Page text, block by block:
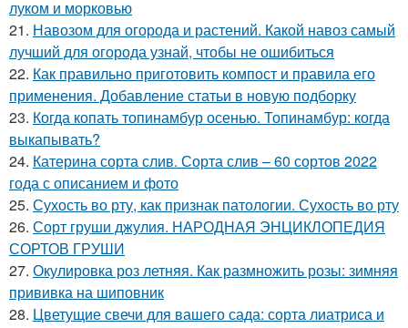
луком и морковью
21. Навозом для огорода и растений. Какой навоз самый
лучший для огорода узнай, чтобы не ошибиться
22. Как правильно приготовить компост и правила его
применения. Добавление статьи в новую подборку
23. Когда копать топинамбур осенью. Топинамбур: когда
выкапывать?
24. Катерина сорта слив. Сорта слив – 60 сортов 2022
года с описанием и фото
25. Сухость во рту, как признак патологии. Сухость во рту
26. Сорт груши джулия. НАРОДНАЯ ЭНЦИКЛОПЕДИЯ
СОРТОВ ГРУШИ
27. Окулировка роз летняя. Как размножить розы: зимняя
прививка на шиповник
28. Цветущие свечи для вашего сада: сорта лиатриса и